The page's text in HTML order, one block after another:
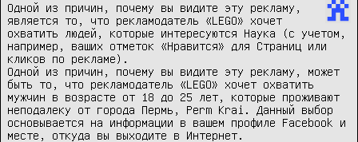
Одной из причин, почему вы видите эту рекламу,
является то, что рекламодатель «LEGO» хочет
охватить людей, которые интересуются Наука (с учетом,
например, ваших отметок «Нравится» для Страниц или
кликов по рекламе).
Одной из причин, почему вы видите эту рекламу, может
быть то, что рекламодатель «LEGO» хочет охватить
мужчин в возрасте от 18 до 25 лет, которые проживают
неподалеку от города Пермь, Perm Krai. Данный выбор
основывается на информации в вашем профиле Facebook и
месте, откуда вы выходите в Интернет.